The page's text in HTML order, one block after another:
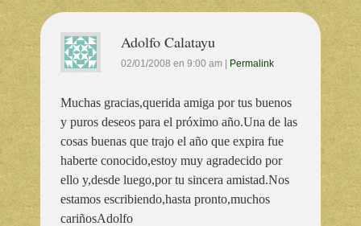
Adolfo Calatayu
02/01/2008 en 9:00 am | Permalink
Muchas gracias,querida amiga por tus buenos
y puros deseos para el próximo año.Una de las
cosas buenas que trajo el año que expira fue
haberte conocido,estoy muy agradecido por
ello y,desde luego,por tu sincera amistad.Nos
estamos escribiendo,hasta pronto,muchos
cariñosAdolfo